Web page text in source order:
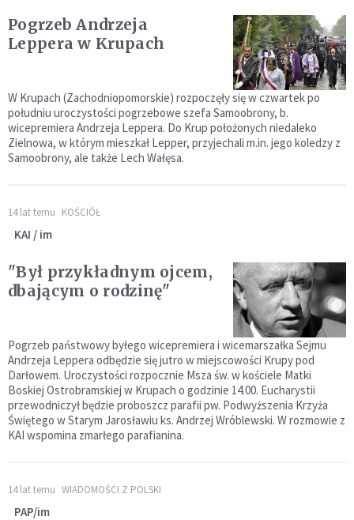
Pogrzeb Andrzeja
Leppera w Krupach
W Krupach (Zachodniopomorskie) rozpoczęły się w czwartek po
południu uroczystości pogrzebowe szefa Samoobrony, b.
wicepremiera Andrzeja Leppera. Do Krup położonych niedaleko
Zielnowa, w którym mieszkał Lepper, przyjechali m.in. jego koledzy z
Samoobrony, ale także Lech Wałęsa.
14 lat temu KOŚCIÓŁ
KAI / im
"Był przykładnym ojcem,
dbającym o rodzinę"
Pogrzeb państwowy byłego wicepremiera i wicemarszałka Sejmu
Andrzeja Leppera odbędzie się jutro w miejscowości Krupy pod
Darłowem. Uroczystości rozpocznie Msza św. w kościele Matki
Boskiej Ostrobramskiej w Krupach o godzinie 14.00. Eucharystii
przewodniczył będzie proboszcz parafii pw. Podwyższenia Krzyża
Świętego w Starym Jarosławiu ks. Andrzej Wróblewski. W rozmowie z
KAI wspomina zmarłego parafianina.
14 lat temu WIADOMOŚCI Z POLSKI
PAP/im